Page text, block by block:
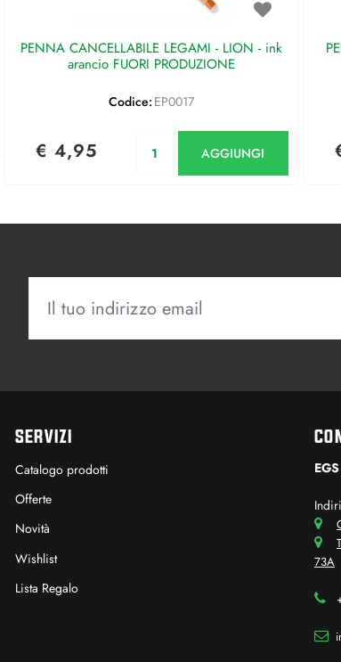
PENNA CANCELLABILE LEGAMI - LION - ink
arancio FUORI PRODUZIONE
Codice: EP0017
€ 4,95 AGGIUNGI
SERVIZI
Catalogo prodotti
Offerte
Novità
Wishlist
Lista Regalo
73A